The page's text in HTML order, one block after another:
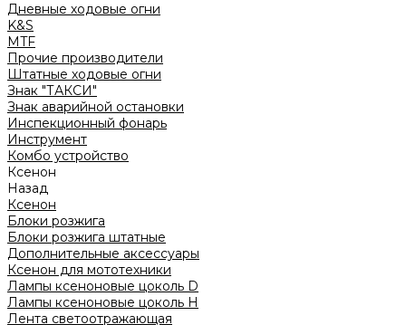
Дневные ходовые огни
K&S
MTF
Прочие производители
Штатные ходовые огни
Знак "ТАКСИ"
Знак аварийной остановки
Инспекционный фонарь
Инструмент
Комбо устройство
Ксенон
Назад
Ксенон
Блоки розжига
Блоки розжига штатные
Дополнительные аксессуары
Ксенон для мототехники
Лампы ксеноновые цоколь D
Лампы ксеноновые цоколь H
Лента светоотражающая